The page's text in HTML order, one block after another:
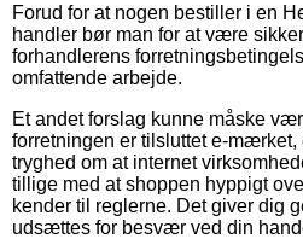
Forud for at nogen bestiller i en
handler bør man for at være
forhandlerens
omfattende arbejde.
Et andet forslag kunne måske
forretningen er tilsluttet e-mærket,
tryghed om at internet
tillige med at shoppen hyppigt
kender til reglerne. Det giver dig
udsættes for besvær ved din